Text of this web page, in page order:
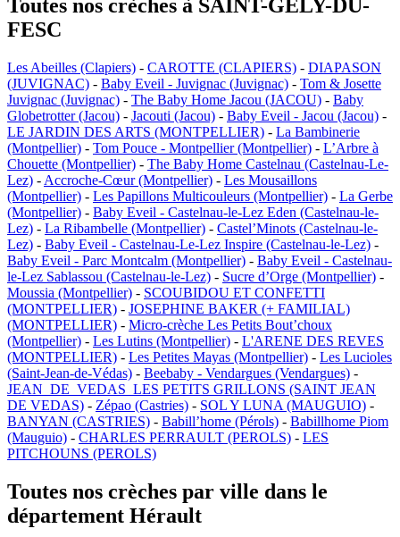
Toutes nos crèches à SAINT-GELY-DU-
FESC
Les Abeilles (Clapiers) - CAROTTE (CLAPIERS) - DIAPASON
(JUVIGNAC) - Baby Eveil - Juvignac (Juvignac) - Tom & Josette
Juvignac (Juvignac) - The Baby Home Jacou (JACOU) - Baby
Globetrotter (Jacou) - Jacouti (Jacou) - Baby Eveil - Jacou (Jacou) -
LE JARDIN DES ARTS (MONTPELLIER) - La Bambinerie
(Montpellier) - Tom Pouce - Montpellier (Montpellier) - L’Arbre à
Chouette (Montpellier) - The Baby Home Castelnau (Castelnau-Le-
Lez) - Accroche-Cœur (Montpellier) - Les Mousaillons
(Montpellier) - Les Papillons Multicouleurs (Montpellier) - La Gerbe
(Montpellier) - Baby Eveil - Castelnau-le-Lez Eden (Castelnau-le-
Lez) - La Ribambelle (Montpellier) - Castel’Minots (Castelnau-le-
Lez) - Baby Eveil - Castelnau-Le-Lez Inspire (Castelnau-le-Lez) -
Baby Eveil - Parc Montcalm (Montpellier) - Baby Eveil - Castelnau-
le-Lez Sablassou (Castelnau-le-Lez) - Sucre d’Orge (Montpellier) -
Moussia (Montpellier) - SCOUBIDOU ET CONFETTI
(MONTPELLIER) - JOSEPHINE BAKER (+ FAMILIAL)
(MONTPELLIER) - Micro-crèche Les Petits Bout’choux
(Montpellier) - Les Lutins (Montpellier) - L'ARENE DES REVES
(MONTPELLIER) - Les Petites Mayas (Montpellier) - Les Lucioles
(Saint-Jean-de-Védas) - Beebaby - Vendargues (Vendargues) -
JEAN_DE_VEDAS_LES PETITS GRILLONS (SAINT JEAN
DE VEDAS) - Zépao (Castries) - SOL Y LUNA (MAUGUIO) -
BANYAN (CASTRIES) - Babill’home (Pérols) - Babillhome Piom
(Mauguio) - CHARLES PERRAULT (PEROLS) - LES
PITCHOUNS (PEROLS)
Toutes nos crèches par ville dans le
département Hérault